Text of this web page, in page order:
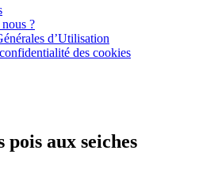
?
d’Utilisation
des cookies
pois aux seiches